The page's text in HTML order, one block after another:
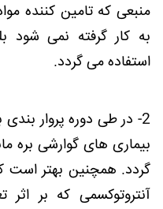
منبعی که تامین کننده
به کار گرفته نمی شود
استفاده می گردد.
2- در طی دوره پروار
بیماری های گوارشی بره
گردد. همچنین بهتر است
آنتروتوکسمی که بر